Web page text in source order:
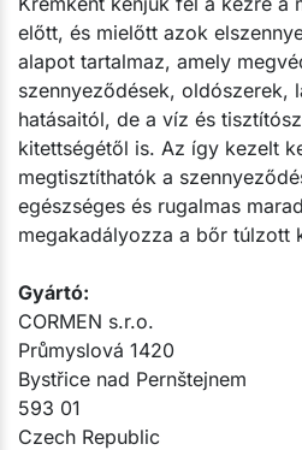
előtt, és mielőtt azok
alapot tartalmaz, amely
szennyeződések, oldószerek,
hatásaitól, de a víz és
kitettségétől is. Az így kezelt
megtisztíthatók a
egészséges és rugalmas
megakadályozza a bőr túlzott
Gyártó:​
CORMEN s.r.o.
Průmyslová 1420
Bystřice nad Pernštejnem
593 01
Czech Republic